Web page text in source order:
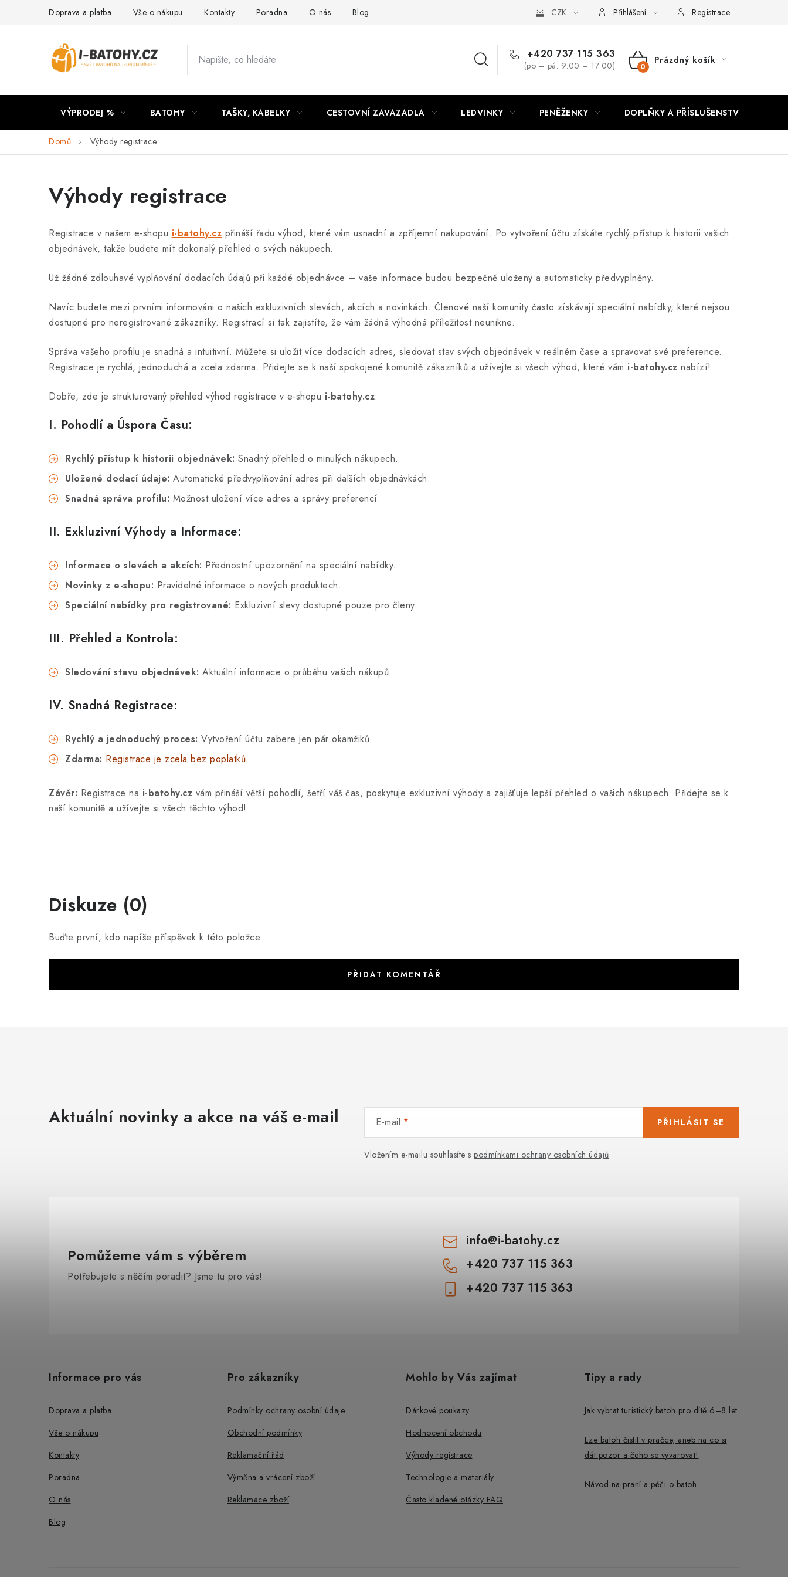
Doprava a platba Vše o nákupu Kontakty Poradna O nás Blog CZK Přihlášení Registrace
+420 737 115 363
(po – pá: 9:00 – 17:00)
NÁKUPNÍ
Prázdný košík
VÝPRODEJ % BATOHY TAŠKY, KABELKY CESTOVNÍ ZAVAZADLA LEDVINKY PENĚŽENKY DOPLŇKY A PŘÍSLUŠENSTVÍ
Domů Výhody registrace
Výhody registrace
Registrace v našem e-shopu i-batohy.cz přináší řadu výhod, které vám usnadní a zpříjemní nakupování. Po vytvoření účtu získáte rychlý přístup k historii vašich
objednávek, takže budete mít dokonalý přehled o svých nákupech.
Už žádné zdlouhavé vyplňování dodacích údajů při každé objednávce – vaše informace budou bezpečně uloženy a automaticky předvyplněny.
Navíc budete mezi prvními informováni o našich exkluzivních slevách, akcích a novinkách. Členové naší komunity často získávají speciální nabídky, které nejsou
dostupné pro neregistrované zákazníky. Registrací si tak zajistíte, že vám žádná výhodná příležitost neunikne.
Správa vašeho profilu je snadná a intuitivní. Můžete si uložit více dodacích adres, sledovat stav svých objednávek v reálném čase a spravovat své preference.
Registrace je rychlá, jednoduchá a zcela zdarma. Přidejte se k naší spokojené komunitě zákazníků a užívejte si všech výhod, které vám i-batohy.cz nabízí!
Dobře, zde je strukturovaný přehled výhod registrace v e-shopu i-batohy.cz:
I. Pohodlí a Úspora Času:
Rychlý přístup k historii objednávek: Snadný přehled o minulých nákupech.
Uložené dodací údaje: Automatické předvyplňování adres při dalších objednávkách.
Snadná správa profilu: Možnost uložení více adres a správy preferencí.
II. Exkluzivní Výhody a Informace:
Informace o slevách a akcích: Přednostní upozornění na speciální nabídky.
Novinky z e-shopu: Pravidelné informace o nových produktech.
Speciální nabídky pro registrované: Exkluzivní slevy dostupné pouze pro členy.
III. Přehled a Kontrola:
Sledování stavu objednávek: Aktuální informace o průběhu vašich nákupů.
IV. Snadná Registrace:
Rychlý a jednoduchý proces: Vytvoření účtu zabere jen pár okamžiků.
Zdarma: Registrace je zcela bez poplatků.
Závěr: Registrace na i-batohy.cz vám přináší větší pohodlí, šetří váš čas, poskytuje exkluzivní výhody a zajišťuje lepší přehled o vašich nákupech. Přidejte se k
naší komunitě a užívejte si všech těchto výhod!
Diskuze (0)
Buďte první, kdo napíše příspěvek k této položce.
PŘIDAT KOMENTÁŘ
Aktuální novinky a akce na váš e-mail E-mail
Vložením e-mailu souhlasíte s podmínkami ochrany osobních údajů
PŘIHLÁSIT SE
Pomůžeme vám s výběrem
Potřebujete s něčím poradit? Jsme tu pro vás!
info@i-batohy.cz
+420 737 115 363
+420 737 115 363
Informace pro vás
Doprava a platba
Vše o nákupu
Kontakty
Poradna
O nás
Blog
Pro zákazníky
Podmínky ochrany osobní údaje
Obchodní podmínky
Reklamační řád
Výměna a vrácení zboží
Reklamace zboží
Mohlo by Vás zajímat
Dárkové poukazy
Hodnocení obchodu
Výhody registrace
Technologie a materiály
Často kladené otázky FAQ
Tipy a rady
Jak vybrat turistický batoh pro dítě 6–8 let
Lze batoh čistit v pračce, aneb na co si
dát pozor a čeho se vyvarovat!
Návod na praní a péči o batoh